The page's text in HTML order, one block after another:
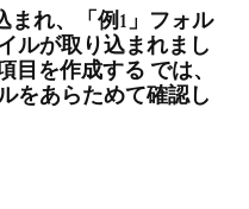
まれ、「例1」フォル
ルが取り込まれまし
を作成する では、
をあらためて確認し